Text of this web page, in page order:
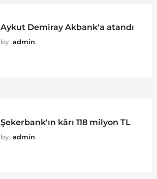
Aykut Demiray Akbank'a atandı
by admin
Şekerbank'ın kârı 118 milyon TL
by admin